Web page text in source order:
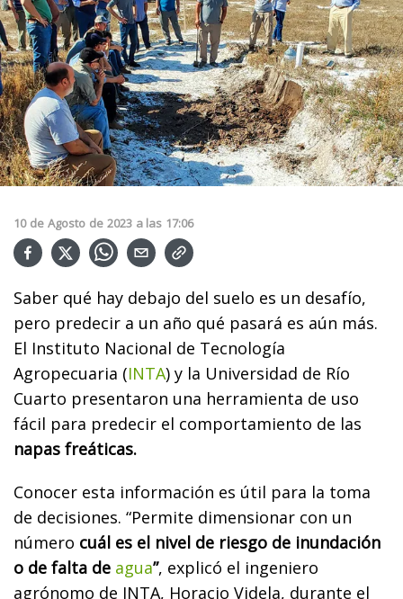
10 de Agosto de 2023 a las 17:06
Saber qué hay debajo del suelo es un desafío,
pero predecir a un año qué pasará es aún más.
El Instituto Nacional de Tecnología
Agropecuaria (INTA) y la Universidad de Río
Cuarto presentaron una herramienta de uso
fácil para predecir el comportamiento de las
napas freáticas.
Conocer esta información es útil para la toma
de decisiones. “Permite dimensionar con un
número cuál es el nivel de riesgo de inundación
o de falta de agua”, explicó el ingeniero
agrónomo de INTA, Horacio Videla, durante el